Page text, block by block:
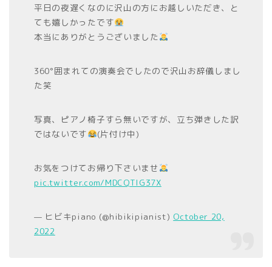
平日の夜遅くなのに沢山の方にお越しいただき、と
ても嬉しかったです
本当にありがとうございました
360°囲まれての演奏会でしたので沢山お辞儀しまし
た笑
写真、ピアノ椅子すら無いですが、立ち弾きした訳
ではないです
(片付け中)
お気をつけてお帰り下さいませ
pic.twitter.com/MDCQTlG37X
— ヒビキpiano (@hibikipianist) October 20,
2022